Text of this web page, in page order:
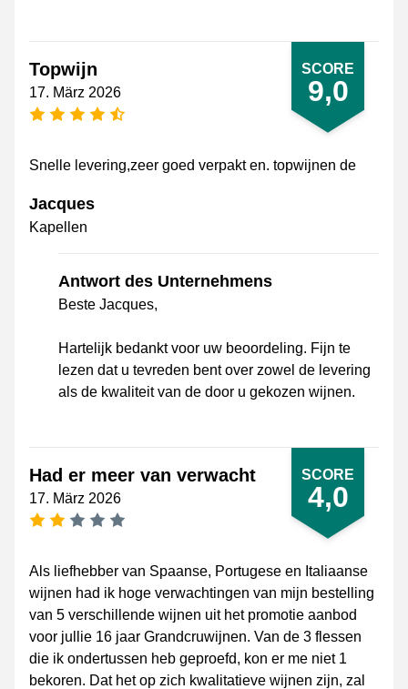
SCORE
9,0
Topwijn
17. März 2026
[_General:NumberOfStarsPluralFormat]
Snelle levering,zeer goed verpakt en. topwijnen de
Jacques
Kapellen
Antwort des Unternehmens
Beste Jacques,
Hartelijk bedankt voor uw beoordeling. Fijn te
lezen dat u tevreden bent over zowel de levering
als de kwaliteit van de door u gekozen wijnen.
SCORE
4,0
Had er meer van verwacht
17. März 2026
[_General:NumberOfStarsPluralFormat]
Als liefhebber van Spaanse, Portugese en Italiaanse
wijnen had ik hoge verwachtingen van mijn bestelling
van 5 verschillende wijnen uit het promotie aanbod
voor jullie 16 jaar Grandcruwijnen. Van de 3 flessen
die ik ondertussen heb geproefd, kon er me niet 1
bekoren. Dat het op zich kwalitatieve wijnen zijn, zal